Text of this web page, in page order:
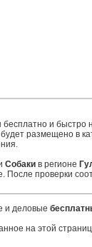
и быстро
размещено в
Собакив регионе
проверки
и деловые
на этой